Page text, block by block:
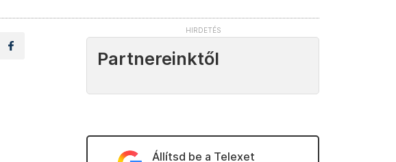
Partnereinktől
Állítsd be a Telexet